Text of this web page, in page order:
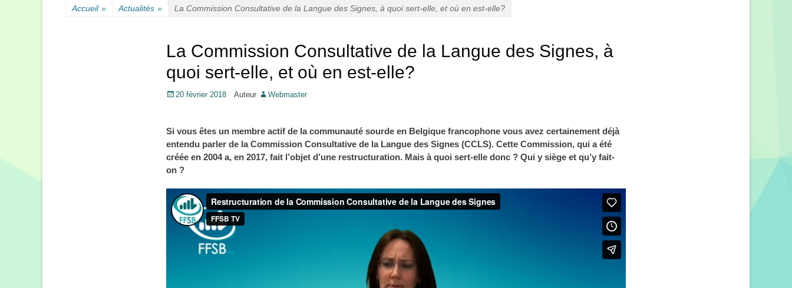
Accueil » Actualités » La Commission Consultative de la Langue des Signes, à quoi sert-elle, et où en est-elle?
La Commission Consultative de la Langue des Signes, à
quoi sert-elle, et où en est-elle?
Posté20 février 2018 Auteur Webmaster
Si vous êtes un membre actif de la communauté sourde en Belgique francophone vous avez certainement déjà
entendu parler de la Commission Consultative de la Langue des Signes (CCLS). Cette Commission, qui a été
créée en 2004 a, en 2017, fait l’objet d’une restructuration. Mais à quoi sert-elle donc ? Qui y siège et qu’y fait-
on ?